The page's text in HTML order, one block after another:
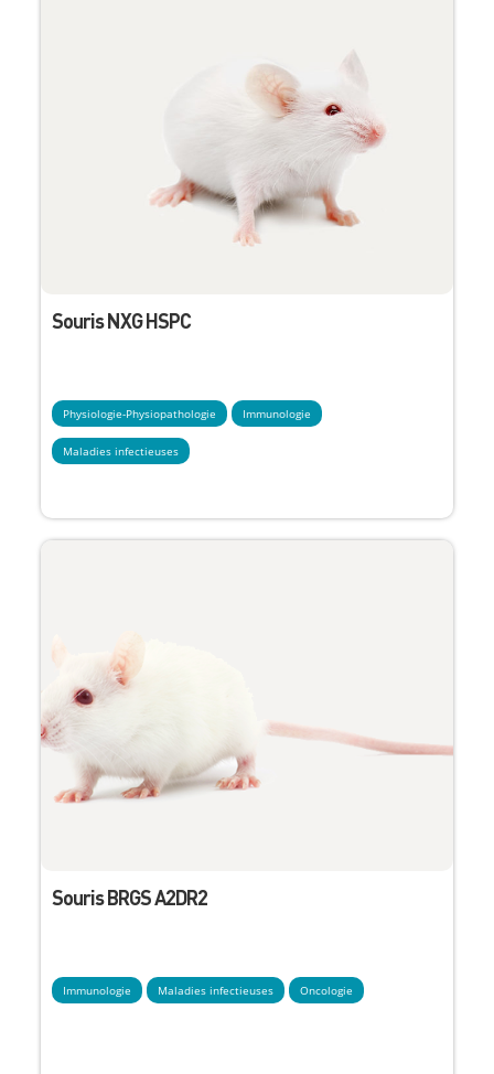
Souris NXG HSPC
Physiologie-Physiopathologie Immunologie
Maladies infectieuses
Souris BRGS A2DR2
Immunologie Maladies infectieuses Oncologie